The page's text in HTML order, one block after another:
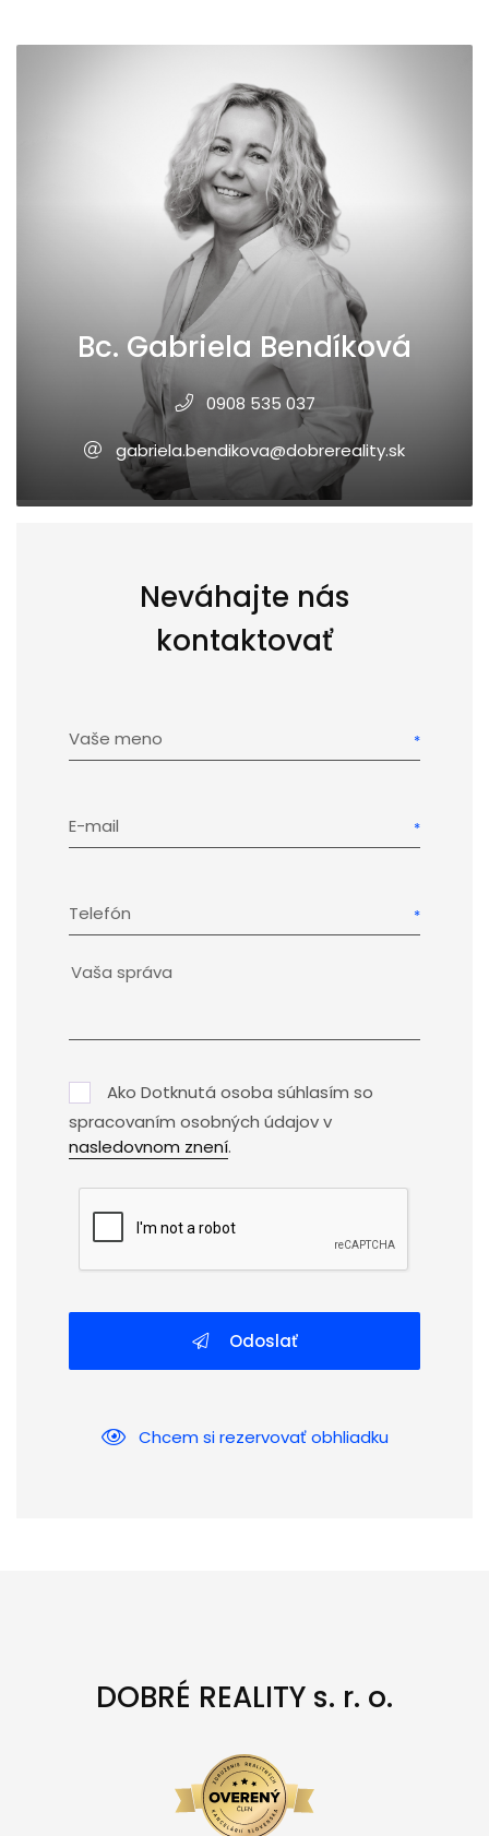
Bc. Gabriela Bendíková
0908 535 037
gabriela.bendikova@dobrereality.sk
Neváhajte nás
kontaktovať
Vaše meno
E-mail
Telefón
Ako Dotknutá osoba súhlasím so
spracovaním osobných údajov v
nasledovnom znení.
Odoslať
Chcem si rezervovať obhliadku
DOBRÉ REALITY s. r. o.